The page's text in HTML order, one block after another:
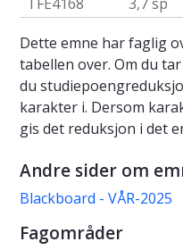
Dette emne har faglig
tabellen over. Om du
du
karakter i. Dersom
gis det reduksjon i det
Andre sider om
Blackboard - VÅR-2025
Fagområder